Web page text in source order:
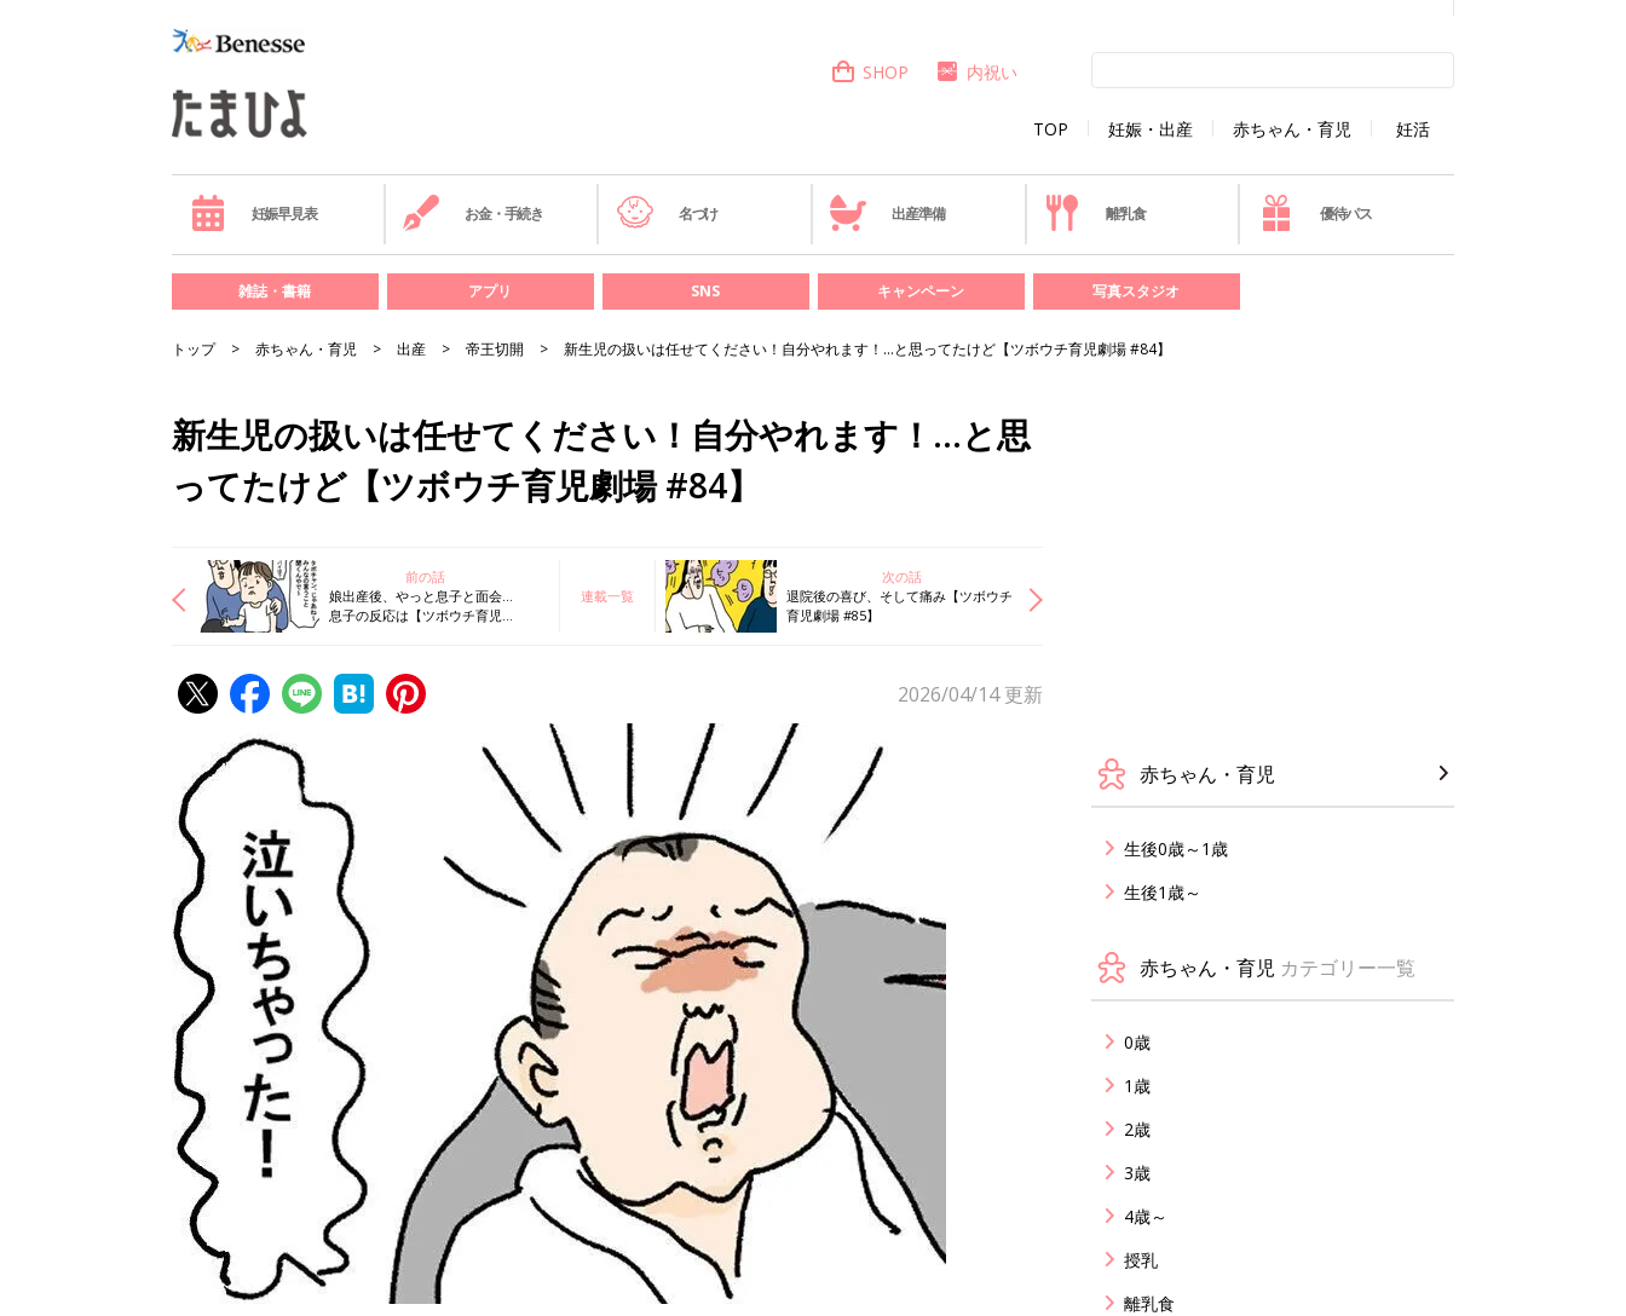
TOP 妊娠・出産 赤ちゃん・育児 妊活
SHOP 内祝い
妊娠早見表 お金・手続き 名づけ 出産準備 離乳食 優待パス
雑誌・書籍 アプリ SNS キャンペーン 写真スタジオ
トップ 赤ちゃん・育児 出産 帝王切開 新生児の扱いは任せてください！自分やれます！…と思ってたけど【ツボウチ育児劇場 #84】
新生児の扱いは任せてください！自分やれます！…と思
ってたけど【ツボウチ育児劇場 #84】
前の話
娘出産後、やっと息子と面会…
息子の反応は【ツボウチ育児劇
連載一覧
次の話
退院後の喜び、そして痛み【ツボウチ
育児劇場 #85】
2026/04/14更新
赤ちゃん・育児
生後0歳～1歳
生後1歳～
赤ちゃん・育児 カテゴリー一覧
0歳
1歳
2歳
3歳
4歳～
授乳
離乳食